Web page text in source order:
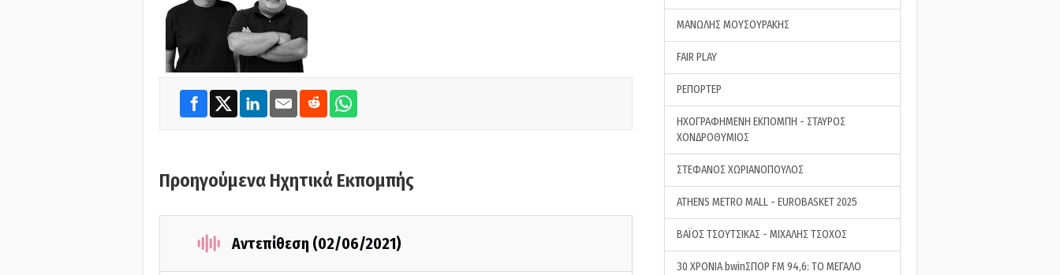
Προηγούμενα Ηχητικά Εκπομπής
Αντεπίθεση (02/06/2021)
ΜΑΝΩΛΗΣ ΜΟΥΣΟΥΡΑΚΗΣ
FAIR PLAY
ΡΕΠΟΡΤΕΡ
ΗΧΟΓΡΑΦΗΜΕΝΗ ΕΚΠΟΜΠΗ - ΣΤΑΥΡΟΣ
ΧΟΝΔΡΟΘΥΜΙΟΣ
ΣΤΕΦΑΝΟΣ ΧΩΡΙΑΝΟΠΟΥΛΟΣ
ATHENS METRO MALL - EUROBASKET 2025
ΒΑΪΟΣ ΤΣΟΥΤΣΙΚΑΣ - ΜΙΧΑΛΗΣ ΤΣΟΧΟΣ
30 ΧΡΟΝΙΑ bwinΣΠΟΡ FM 94,6: ΤΟ ΜΕΓΑΛΟ